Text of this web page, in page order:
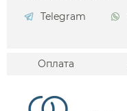
Telegram
Оплата